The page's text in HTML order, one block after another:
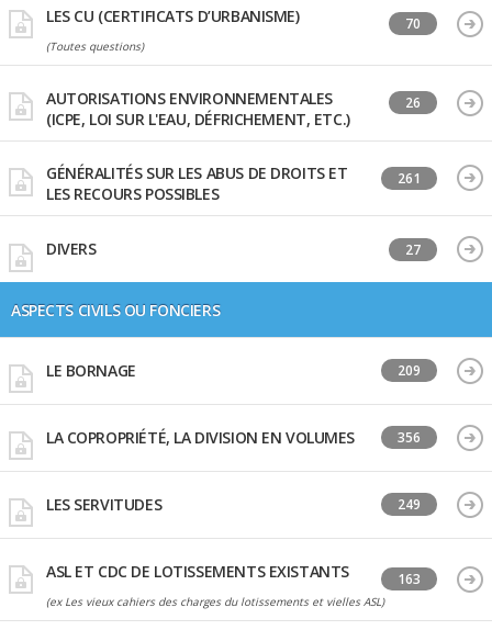
LES CU (CERTIFICATS D’URBANISME)
(Toutes questions)
70
AUTORISATIONS ENVIRONNEMENTALES
(ICPE, LOI SUR L'EAU, DÉFRICHEMENT, ETC.)
26
GÉNÉRALITÉS SUR LES ABUS DE DROITS ET
LES RECOURS POSSIBLES
261
DIVERS 27
ASPECTS CIVILS OU FONCIERS
LE BORNAGE 209
LA COPROPRIÉTÉ, LA DIVISION EN VOLUMES 356
LES SERVITUDES 249
ASL ET CDC DE LOTISSEMENTS EXISTANTS
(ex Les vieux cahiers des charges du lotissements et vielles ASL)
163